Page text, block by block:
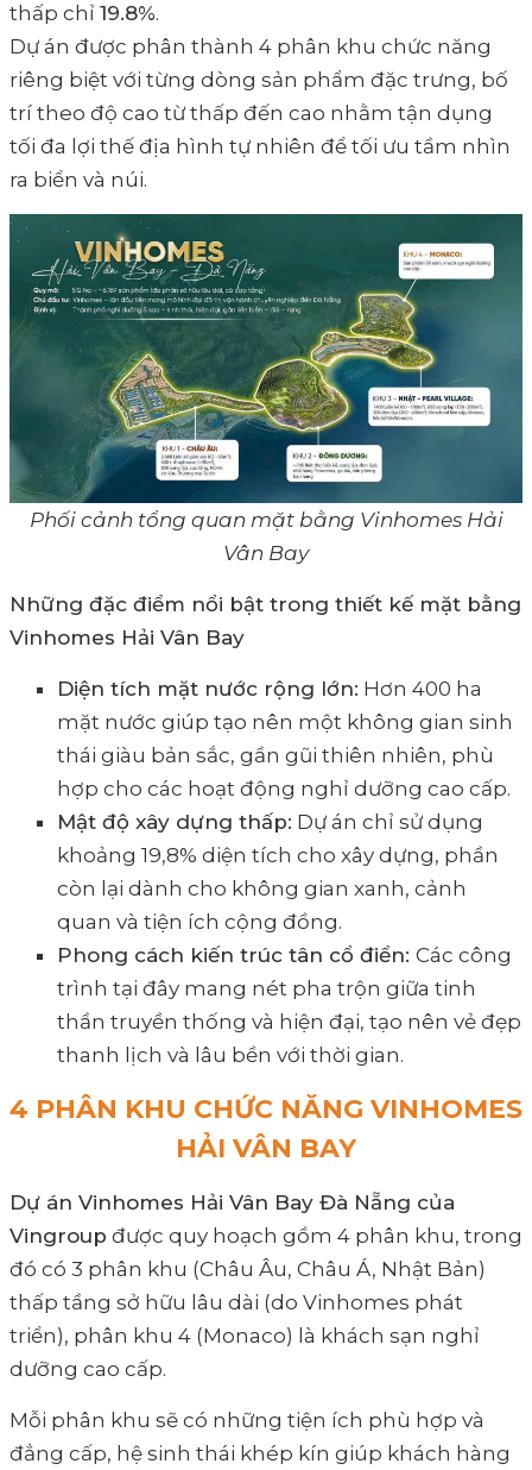
thấp chỉ 19.8%.
Dự án được phân thành 4 phân khu chức năng
riêng biệt với từng dòng sản phẩm đặc trưng, bố
trí theo độ cao từ thấp đến cao nhằm tận dụng
tối đa lợi thế địa hình tự nhiên để tối ưu tầm nhìn
ra biển và núi.
Phối cảnh tổng quan mặt bằng Vinhomes Hải
Vân Bay
Những đặc điểm nổi bật trong thiết kế mặt bằng
Vinhomes Hải Vân Bay
Diện tích mặt nước rộng lớn: Hơn 400 ha
mặt nước giúp tạo nên một không gian sinh
thái giàu bản sắc, gần gũi thiên nhiên, phù
hợp cho các hoạt động nghỉ dưỡng cao cấp.
Mật độ xây dựng thấp: Dự án chỉ sử dụng
khoảng 19,8% diện tích cho xây dựng, phần
còn lại dành cho không gian xanh, cảnh
quan và tiện ích cộng đồng.
Phong cách kiến trúc tân cổ điển: Các công
trình tại đây mang nét pha trộn giữa tinh
thần truyền thống và hiện đại, tạo nên vẻ đẹp
thanh lịch và lâu bền với thời gian.
4 PHÂN KHU CHỨC NĂNG VINHOMES
HẢI VÂN BAY
Dự án Vinhomes Hải Vân Bay Đà Nẵng của
Vingroup được quy hoạch gồm 4 phân khu, trong
đó có 3 phân khu (Châu Âu, Châu Á, Nhật Bản)
thấp tầng sở hữu lâu dài (do Vinhomes phát
triển), phân khu 4 (Monaco) là khách sạn nghỉ
dưỡng cao cấp.
Mỗi phân khu sẽ có những tiện ích phù hợp và
đẳng cấp, hệ sinh thái khép kín giúp khách hàng